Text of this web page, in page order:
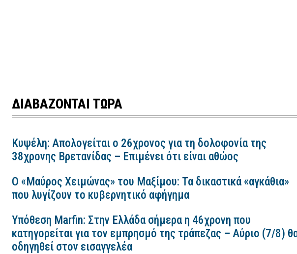
ΔΙΑΒΑΖΟΝΤΑΙ ΤΩΡΑ
Κυψέλη: Απολογείται ο 26χρονος για τη δολοφονία της
38χρονης Βρετανίδας – Επιμένει ότι είναι αθώος
Ο «Μαύρος Χειμώνας» του Μαξίμου: Τα δικαστικά «αγκάθια»
που λυγίζουν το κυβερνητικό αφήγημα
Υπόθεση Marfin: Στην Ελλάδα σήμερα η 46χρονη που
κατηγορείται για τον εμπρησμό της τράπεζας – Αύριο (7/8)
οδηγηθεί στον εισαγγελέα